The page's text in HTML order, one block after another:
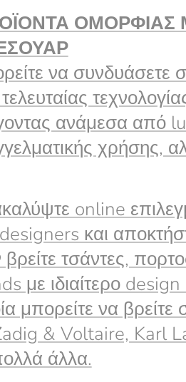
να συνδυάσετε
ανάμεσα από
χρήσης,
online
και
τσάντες,
με ιδιαίτερο
μπορείτε να
& Voltaire, Karl
άλλα.